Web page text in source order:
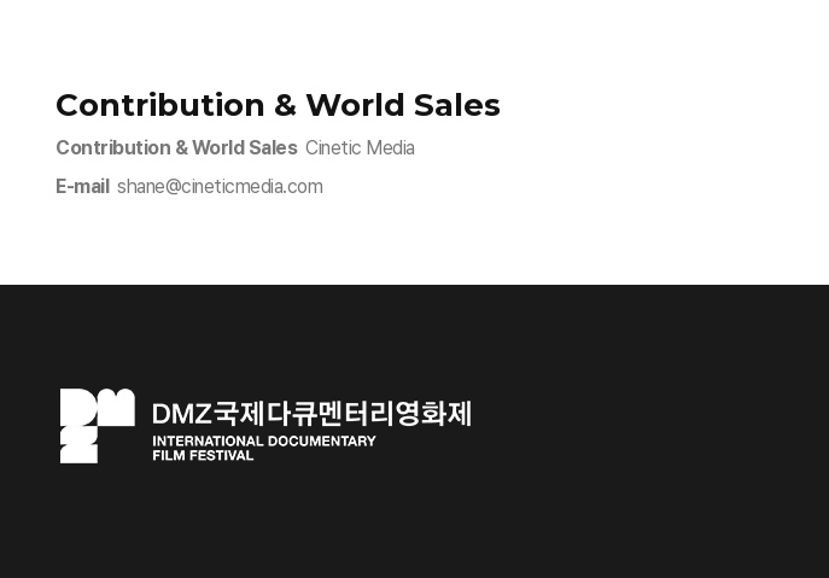
Contribution & World Sales
Contribution & World SalesCinetic Media
E-mailshane@cineticmedia.com​